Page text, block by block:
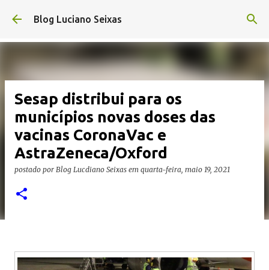
Pular para o conteúdo principal
Blog Luciano Seixas
Sesap distribui para os
municípios novas doses das
vacinas CoronaVac e
AstraZeneca/Oxford
postado por Blog Lucdiano Seixas em quarta-feira, maio 19, 2021